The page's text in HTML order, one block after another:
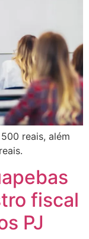
reais, além
fiscal
PJ